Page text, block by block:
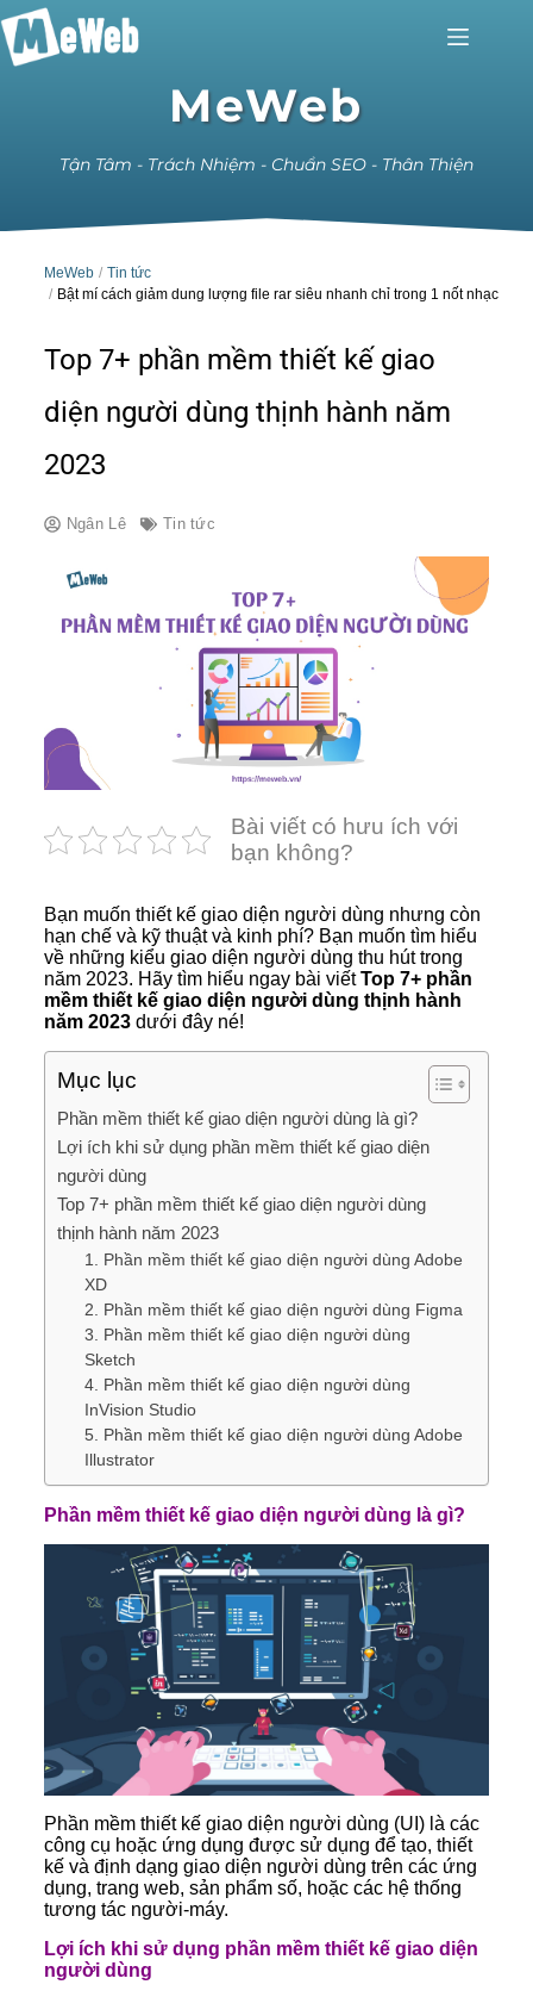
MeWeb
Tận Tâm - Trách Nhiệm - Chuẩn SEO - Thân Thiện
MeWeb
Tin tức
Bật mí cách giảm dung lượng file rar siêu nhanh chỉ trong 1 nốt nhạc
Top 7+ phần mềm thiết kế giao
diện người dùng thịnh hành năm
2023
Ngân Lê Tin tức
Bài viết có hưu ích với
bạn không?
Bạn muốn thiết kế giao diện người dùng nhưng còn
hạn chế và kỹ thuật và kinh phí? Bạn muốn tìm hiểu
về những kiểu giao diện người dùng thu hút trong
năm 2023. Hãy tìm hiểu ngay bài viếtTop 7+ phần
mềm thiết kế giao diện người dùng thịnh hành
năm 2023dưới đây né!
Mục lục
Phần mềm thiết kế giao diện người dùng là gì?
Lợi ích khi sử dụng phần mềm thiết kế giao diện
người dùng
Top 7+ phần mềm thiết kế giao diện người dùng
thịnh hành năm 2023
1. Phần mềm thiết kế giao diện người dùng Adobe
XD
2. Phần mềm thiết kế giao diện người dùng Figma
3. Phần mềm thiết kế giao diện người dùng
Sketch
4. Phần mềm thiết kế giao diện người dùng
InVision Studio
5. Phần mềm thiết kế giao diện người dùng Adobe
Illustrator
Phần mềm thiết kế giao diện người dùng là gì?
Phần mềm thiết kế giao diện người dùng (UI) là các
công cụ hoặc ứng dụng được sử dụng để tạo, thiết
kế và định dạng giao diện người dùng trên các ứng
dụng, trang web, sản phẩm số, hoặc các hệ thống
tương tác người-máy.
Lợi ích khi sử dụng phần mềm thiết kế giao diện
người dùng